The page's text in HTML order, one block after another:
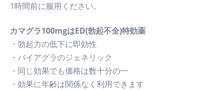
1時間前に服用ください。
カマグラ100mgはED(勃起不全)特効薬
・勃起力の低下に即効性
・バイアグラのジェネリック
・同じ効果でも価格は数十分の一
・効果に年齢は関係なく利用できます